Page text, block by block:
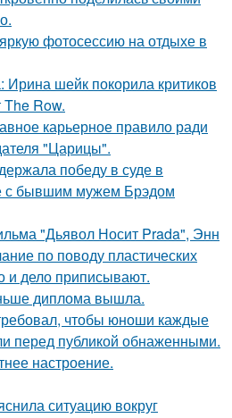
фотосессию на отдыхе в
шейк покорила критиков
Row.
карьерное правило ради
"Царицы".
победу в суде в
с бывшим мужем Брэдом
"Дьявол Носит Prada", Энн
по поводу пластических
и дело приписывают.
диплома вышла.
чтобы юноши каждые
перед публикой обнаженными.
настроение.
ситуацию вокруг